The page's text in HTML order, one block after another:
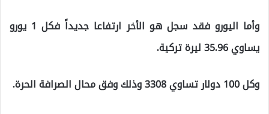
وأما اليورو فقد سجل هو الأخر ارتفاعا جديداً فكل 1 يورو
يساوي 35.96 ليرة تركية.
وكل 100 دولار تساوي 3308 وذلك وفق محال الصرافة الحرة.